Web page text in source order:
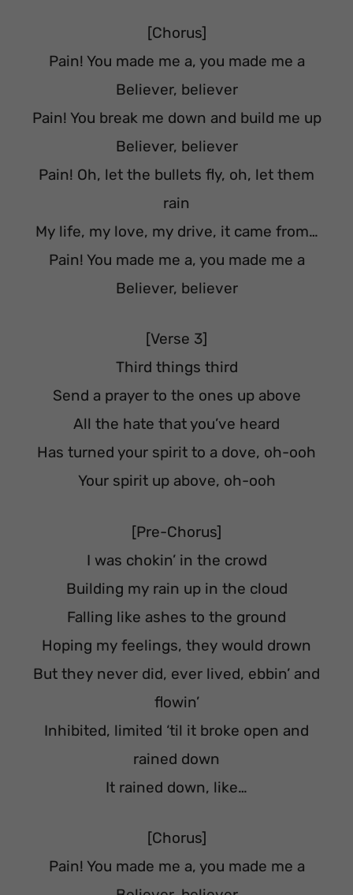
[Chorus]
Pain! You made me a, you made me a
Believer, believer
Pain! You break me down and build me up
Believer, believer
Pain! Oh, let the bullets fly, oh, let them
rain
My life, my love, my drive, it came from…
Pain! You made me a, you made me a
Believer, believer
[Verse 3]
Third things third
Send a prayer to the ones up above
All the hate that you’ve heard
Has turned your spirit to a dove, oh-ooh
Your spirit up above, oh-ooh
[Pre-Chorus]
I was chokin’ in the crowd
Building my rain up in the cloud
Falling like ashes to the ground
Hoping my feelings, they would drown
But they never did, ever lived, ebbin’ and
flowin’
Inhibited, limited ‘til it broke open and
rained down
It rained down, like…
[Chorus]
Pain! You made me a, you made me a